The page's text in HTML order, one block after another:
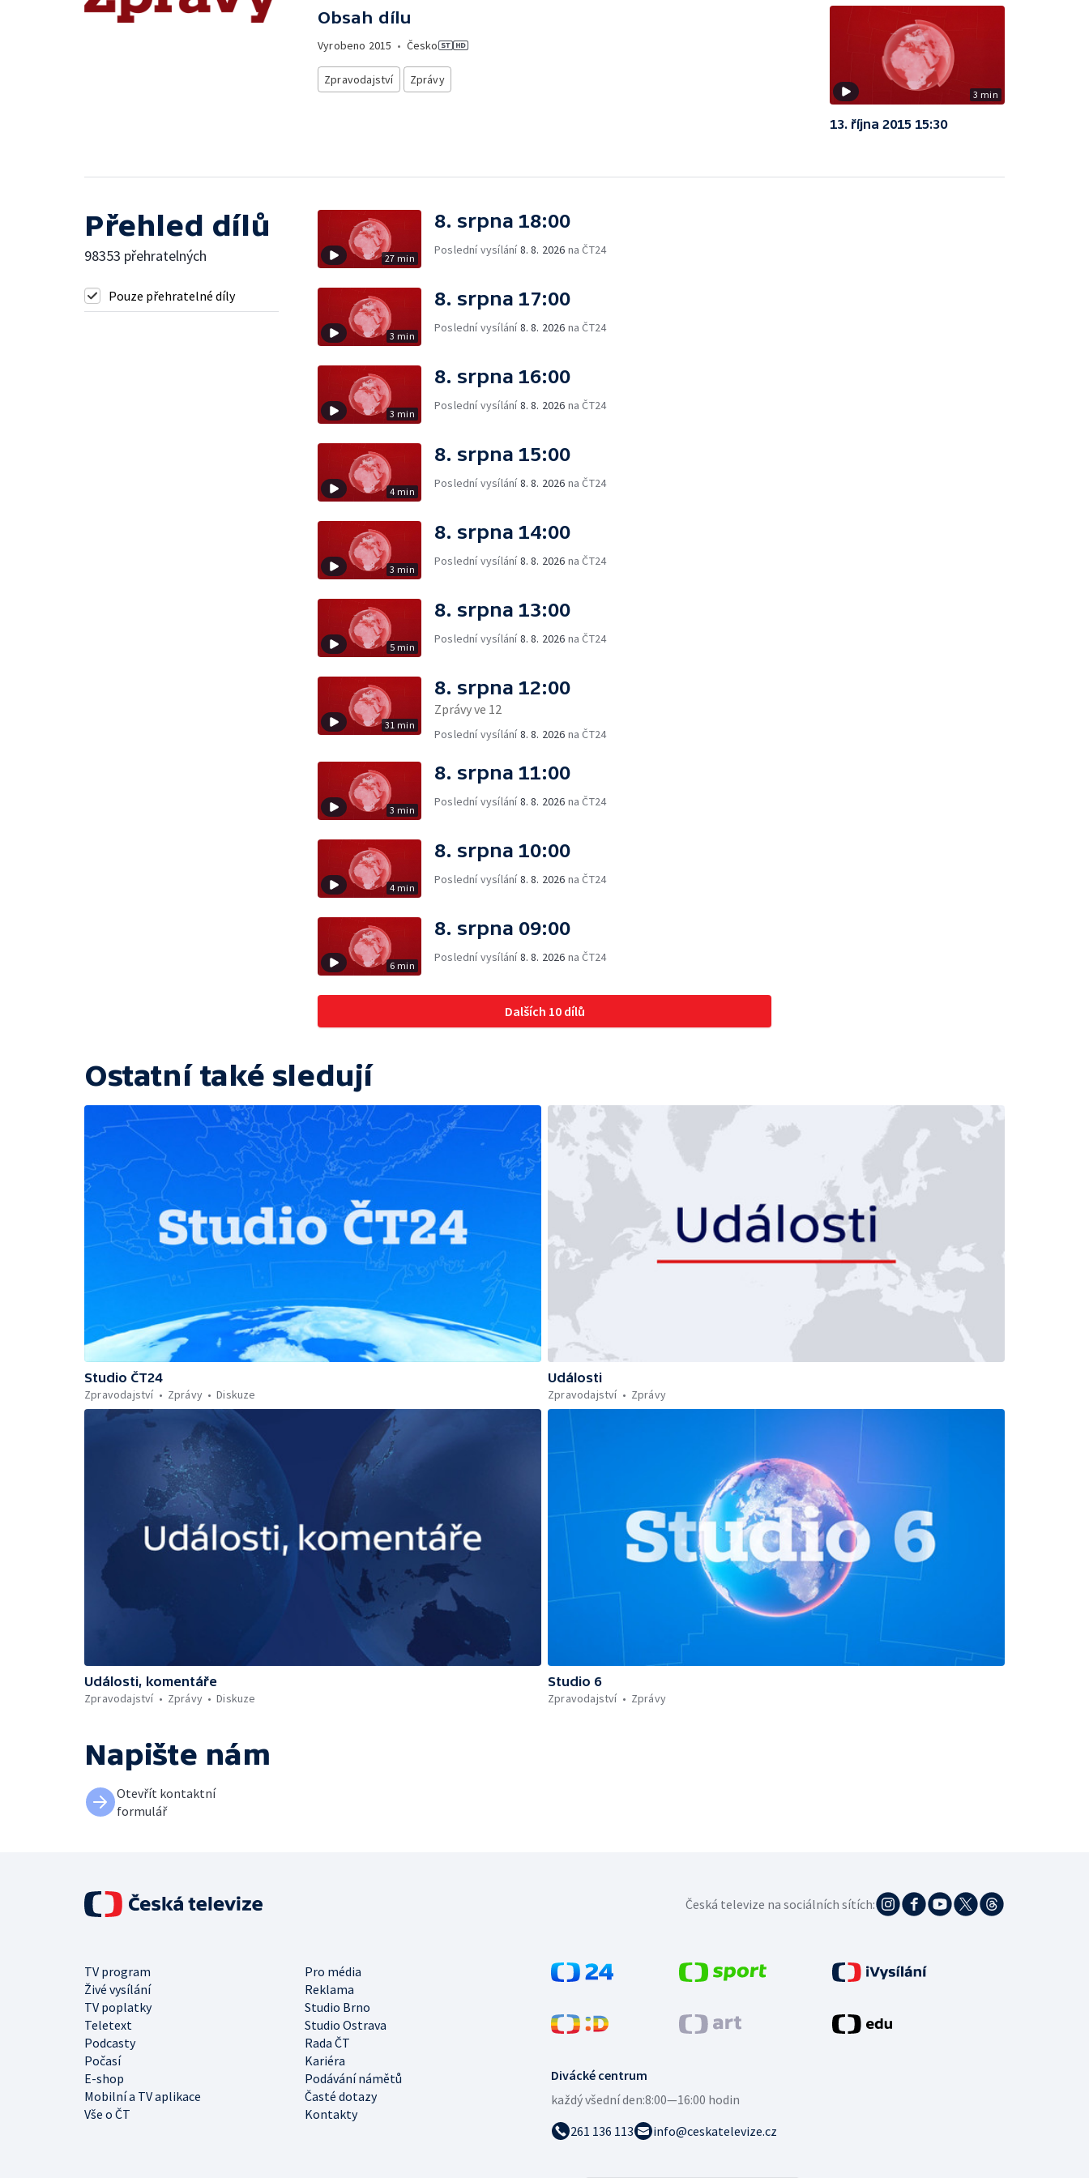
Obsah dílu
Vyrobeno 2015 • Česko
Zpravodajství Zprávy
3 min
13. října 2015 15:30
Přehled dílů
98353 přehratelných
Pouze přehratelné díly
27 min
8. srpna 18:00
Poslední vysílání8. 8. 2026 na ČT24
3 min
8. srpna 17:00
Poslední vysílání8. 8. 2026 na ČT24
3 min
8. srpna 16:00
Poslední vysílání8. 8. 2026 na ČT24
4 min
8. srpna 15:00
Poslední vysílání8. 8. 2026 na ČT24
3 min
8. srpna 14:00
Poslední vysílání8. 8. 2026 na ČT24
5 min
8. srpna 13:00
Poslední vysílání8. 8. 2026 na ČT24
31 min
8. srpna 12:00
Zprávy ve 12
Poslední vysílání8. 8. 2026 na ČT24
3 min
8. srpna 11:00
Poslední vysílání8. 8. 2026 na ČT24
4 min
8. srpna 10:00
Poslední vysílání8. 8. 2026 na ČT24
6 min
8. srpna 09:00
Poslední vysílání8. 8. 2026 na ČT24
Dalších 10 dílů
Ostatní také sledují
Studio ČT24
Zpravodajství
Zprávy Diskuze
Události
Zpravodajství
Zprávy
Události, komentáře
Zpravodajství
Zprávy Diskuze
Studio 6
Zpravodajství
Zprávy
Napište nám
Otevřít kontaktní
formulář
Divácké centrum
každý všední den:8:00—16:00 hodin
261 136 113
info@ceskatelevize.cz
TV program
Pro média
Živé vysílání
Reklama
TV poplatky
Studio Brno
Teletext
Studio Ostrava
Podcasty
Rada ČT
Počasí
Kariéra
E-shop
Podávání námětů
Mobilní a TV aplikace
Časté dotazy
Vše o ČT
Kontakty
Česká televize na sociálních sítích: